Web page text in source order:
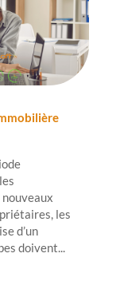
les
d’un
doivent...